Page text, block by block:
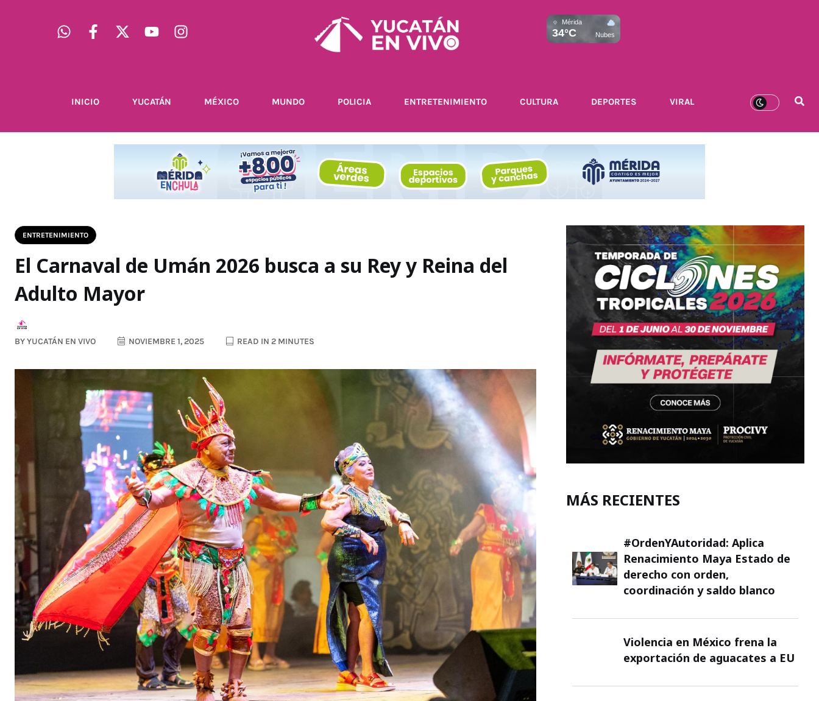
Mérida
34°C Nubes
INICIO YUCATÁN MÉXICO MUNDO POLICIA ENTRETENIMIENTO CULTURA DEPORTES VIRAL
ENTRETENIMIENTO
El Carnaval de Umán 2026 busca a su Rey y Reina del
Adulto Mayor
BYYUCATÁN EN VIVO NOVIEMBRE 1, 2025 READ IN 2 MINUTES
MÁS RECIENTES
#OrdenYAutoridad: Aplica
Renacimiento Maya Estado de
derecho con orden,
coordinación y saldo blanco
Violencia en México frena la
exportación de aguacates a EU